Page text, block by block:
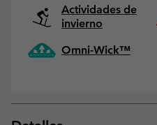
Actividades de
invierno
Omni-Wick™